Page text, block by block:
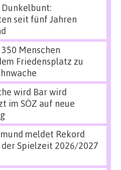
seit fünf Jahren
350 Menschen
Friedensplatz zu
wird Bar wird
im SÖZ auf neue
meldet Rekord
Spielzeit 2026/2027